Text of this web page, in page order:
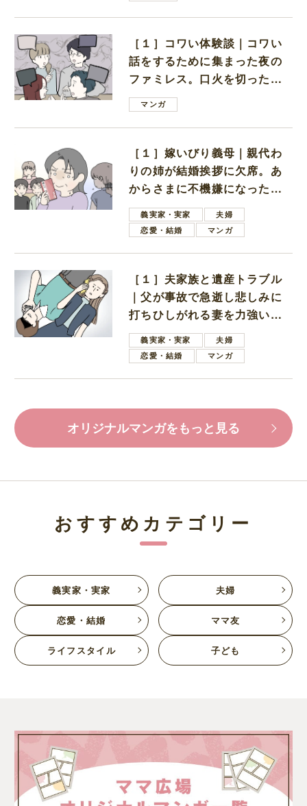
［１］コワい体験談｜コワい
話をするために集まった夜の
ファミレス。口火を切ったの
は電車好きの男の子ママ
マンガ
［１］嫁いびり義母｜親代わ
りの姉が結婚挨拶に欠席。あ
からさまに不機嫌になった義
母義実家・実家
夫婦
恋愛・結婚
マンガ
［１］夫家族と遺産トラブル
｜父が事故で急逝し悲しみに
打ちひしがれる妻を力強い言
葉で励ます夫
義実家・実家
夫婦
恋愛・結婚
マンガ
オリジナルマンガをもっと見る
おすすめカテゴリー
義実家・実家 夫婦
恋愛・結婚 ママ友
ライフスタイル 子ども